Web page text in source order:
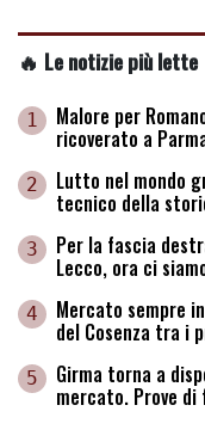
🔥 Le notizie più lette
1 Malore per
ricoverato a
2 Lutto nel mondo
tecnico della
3 Per la fascia
Lecco, ora ci
4 Mercato sempre
del Cosenza tra i
5 Girma torna a
mercato. Prove di